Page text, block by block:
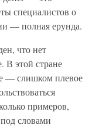
специалистов о
— полная ерунда.
что нет
В этой стране
— слишком плевое
примеров,
словами